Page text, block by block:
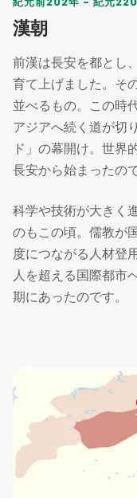
漢朝
前漢は長安を都とし
育て上げました。そ
並べるもの。この時
アジアへ続く道が切
ド」の幕開け。世界
長安から始まったので
科学や技術が大きく
のもこの頃。儒教が
度につながる人材登
人を超える国際都市
期にあったのです。